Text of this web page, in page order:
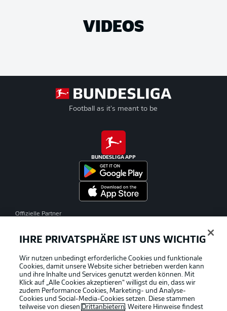
VIDEOS
Football as it's meant to be
BUNDESLIGA APP
Offizielle Partner
IHRE PRIVATSPHÄRE IST UNS WICHTIG
Wir nutzen unbedingt erforderliche Cookies und funktionale
Cookies, damit unsere Website sicher betrieben werden kann
und ihre Inhalte und Services genutzt werden können. Mit
Klick auf „Alle Cookies akzeptieren“ willigst du ein, dass wir
zudem Performance Cookies, Marketing- und Analyse-
Cookies und Social-Media-Cookies setzen. Diese stammen
teilweise von diesen Drittanbietern. Weitere Hinweise findest